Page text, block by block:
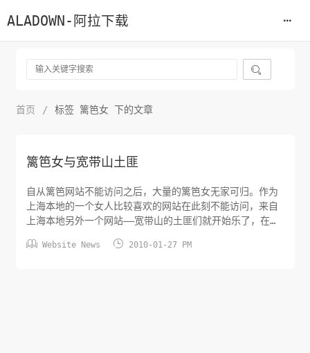
ALADOWN-阿拉下载

首页 / 标签 篱笆女 下的文章
篱笆女与宽带山土匪
自从篱笆网站不能访问之后，大量的篱笆女无家可归。作为
上海本地的一个女人比较喜欢的网站在此刻不能访问，来自
上海本地另外一个网站——宽带山的土匪们就开始乐了，在宽
山和土匪的起源：宽带山，源起于当初有一宽带上网用户，
 Website News  2010-01-27 PM